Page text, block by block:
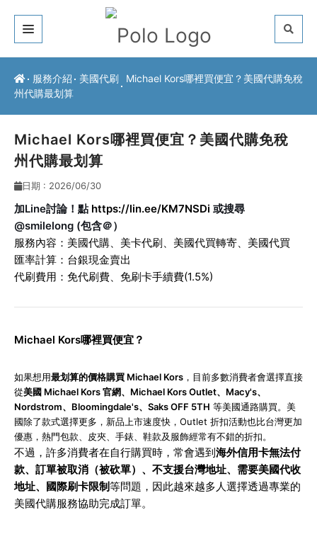
關於我們
服務介紹
常見問題
最新公告
聯絡方式
服務介紹 美國代刷
Michael Kors哪裡買便宜？美國代購免稅
州代購最划算
Michael Kors哪裡買便宜？美國代購免稅
州代購最划算
日期 : 2026/06/30
加Line討論！點 https://lin.ee/KM7NSDi 或搜尋
@smilelong (包含＠）
服務內容： 美國代購、 美卡代刷、 美國代買轉寄、 美國代買
匯率計算：台銀現金賣出
代刷費用：免代刷費、免刷卡手續費(1.5%)
Michael Kors哪裡買便宜？
如果想用最划算的價格購買 Michael Kors ，目前多數消費者會選擇直接
從美國 Michael Kors 官網、Michael Kors Outlet、Macy's、
Nordstrom、Bloomingdale's、Saks OFF 5TH 等美國通路購買。美
國除了款式選擇更多，新品上市速度快，Outlet 折扣活動也比台灣更加
優惠，熱門包款、皮夾、手錶、鞋款及服飾經常有不錯的折扣。
不過，許多消費者在自行購買時，常會遇到海外信用卡無法付
款、訂單被取消（被砍單）、不支援台灣地址、需要美國代收
地址、國際刷卡限制等問題，因此越來越多人選擇透過專業的
美國代購服務協助完成訂單。